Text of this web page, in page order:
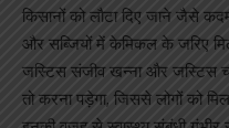
किसानों को लौटा दिए जाने जैसे
और सब्जियों में केमिकल के जरिए
जस्टिस संजीव खन्ना और जस्टिस
तो करना पड़ेगा, जिससे लोगों को